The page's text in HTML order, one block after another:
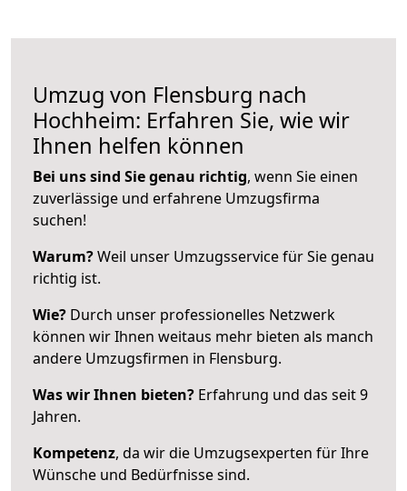
Umzug von Flensburg nach
Hochheim: Erfahren Sie, wie wir
Ihnen helfen können
Bei uns sind Sie genau richtig, wenn Sie einen
zuverlässige und erfahrene Umzugsfirma
suchen!
Warum?Weil unser Umzugsservice für Sie genau
richtig ist.
Wie? Durch unser professionelles Netzwerk
können wir Ihnen weitaus mehr bieten als manch
andere Umzugsfirmen in Flensburg.
Was wir Ihnen bieten? Erfahrung und das seit 9
Jahren.
Kompetenz, da wir die Umzugsexperten für Ihre
Wünsche und Bedürfnisse sind.